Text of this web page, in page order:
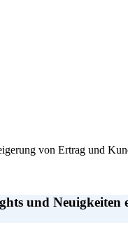
von Ertrag und
und Neuigkeiten